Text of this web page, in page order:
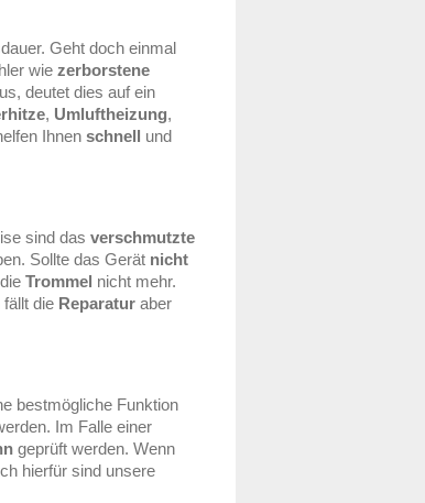
Geht doch einmal
wie zerborstene
deutet dies auf ein
, Umluftheizung,
Ihnen schnell und
sind das verschmutzte
Sollte das Gerät nicht
Trommel nicht mehr.
fällt die Reparatur aber
bestmögliche Funktion
Im Falle einer
geprüft werden. Wenn
hierfür sind unsere